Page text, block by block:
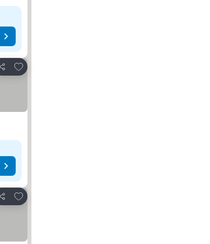
Κοινοποίηση
Προσθήκη στα αγαπημένα
Κοινοποίηση
Προσθήκη στα αγαπημένα